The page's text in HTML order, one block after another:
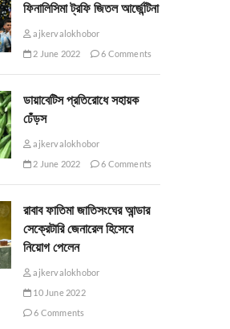
ফিনালিসিমা ট্রফি জিতল আর্জেন্টিনা
ajkervalokhobor
2 June 2022
6 Comments
ডায়াবেটিস প্রতিরোধে সহায়ক
ঢেঁড়স
ajkervalokhobor
2 June 2022
6 Comments
রাবাব ফাতিমা জাতিসংঘের আন্ডার
সেক্রেটারি জেনারেল হিসেবে
নিয়োগ পেলেন
ajkervalokhobor
10 June 2022
6 Comments